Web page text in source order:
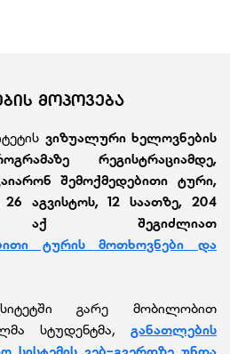
ᲛᲝᲞᲝᲕᲔᲑᲐ
ვიზუალური ხელოვნების
რეგისტრაციამდე,
შემოქმედებითი ტური,
26 აგვისტოს, 12 საათზე, 204
აქ შეგიძლიათ
ტურის მოთხოვნები და
გარე მობილობით
სტუდენტმა, განათლების
სისტემის ვებ-გვერდზე უნდა